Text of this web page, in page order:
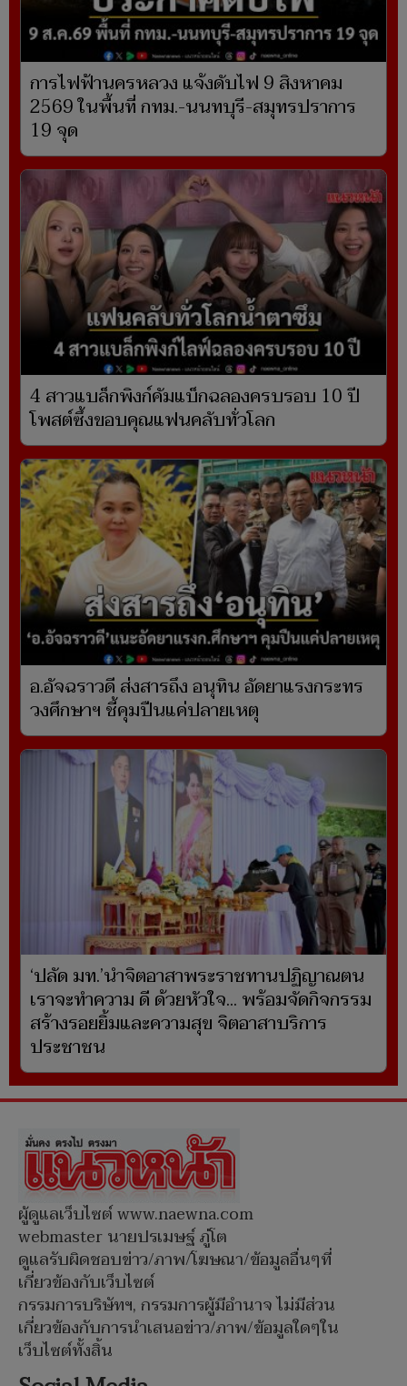
การไฟฟ้านครหลวง แจ้งดับไฟ 9 สิงหาคม
2569 ในพื้นที่ กทม.-นนทบุรี-สมุทรปราการ
19 จุด
4 สาวแบล็กพิงก์คัมแบ็กฉลองครบรอบ 10 ปี
โพสต์ซึ้งขอบคุณแฟนคลับทั่วโลก
อ.อัจฉราวดี ส่งสารถึง อนุทิน อัดยาแรงกระทร
วงศึกษาฯ ชี้คุมปืนแค่ปลายเหตุ
‘ปลัด มท.’นำจิตอาสาพระราชทานปฏิญาณตน
เราจะทำความ ดี ด้วยหัวใจ... พร้อมจัดกิจกรรม
สร้างรอยยิ้มและความสุข จิตอาสาบริการ
ประชาชน
ผู้ดูแลเว็บไซต์ www.naewna.com
webmaster นายปรเมษฐ์ ภู่โต
ดูแลรับผิดชอบข่าว/ภาพ/โฆษณา/ข้อมูลอื่นๆที่
เกี่ยวข้องกับเว็บไซต์
กรรมการบริษัทฯ, กรรมการผู้มีอำนาจ ไม่มีส่วน
เกี่ยวข้องกับการนำเสนอข่าว/ภาพ/ข้อมูลใดๆใน
เว็บไซต์ทั้งสิ้น